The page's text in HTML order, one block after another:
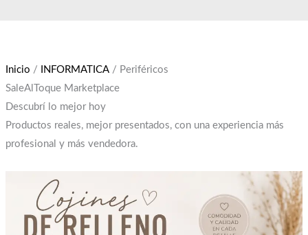
Inicio / INFORMATICA/ Periféricos
SaleAlToque Marketplace
Descubrí lo mejor hoy
Productos reales, mejor presentados, con una experiencia más
profesional y más vendedora.
era:
$12,000.
es:
$10,000.